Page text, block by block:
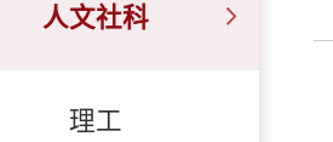
人文社科
理工